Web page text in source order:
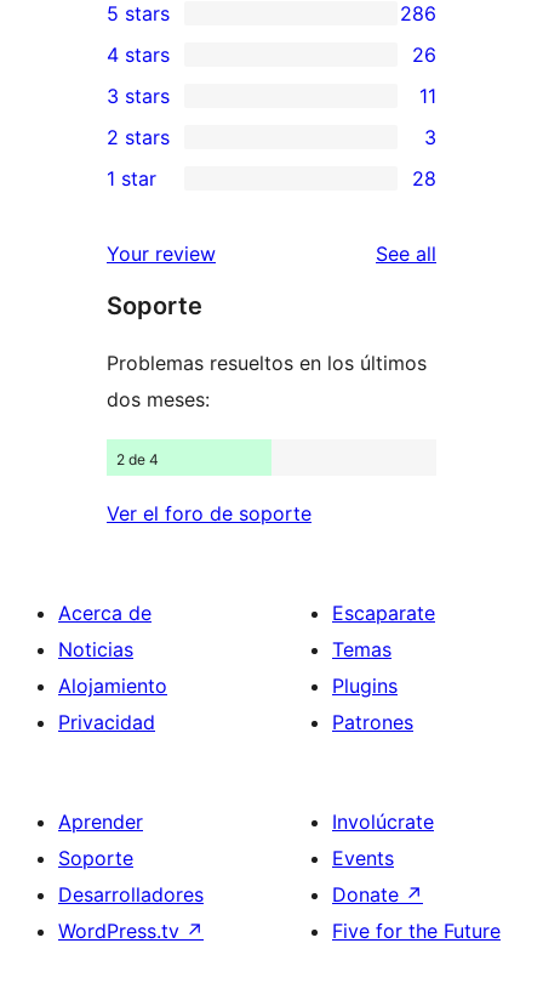
286
5-
star
reviews
5 stars 286
26
4-
star
reviews
4 stars 26
11
3-
star
3 stars 11
2-
reviews
2 stars 3
28
star
reviews
1 star 28
Your review See all
Soporte
Problemas resueltos en los últimos
dos meses:
2 de 4
Ver el foro de soporte
Acerca de
Noticias
Alojamiento
Privacidad
Escaparate
Temas
Plugins
Patrones
Aprender
Soporte
Desarrolladores
WordPress.tv ↗
Involúcrate
Events
Donate ↗
Five for the Future